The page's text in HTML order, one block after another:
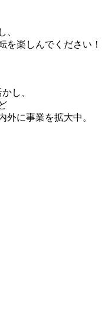
、
を楽しんでください！
し、
に事業を拡大中。